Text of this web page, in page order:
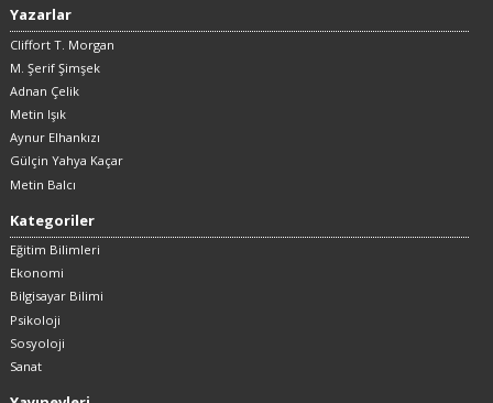
Yazarlar
Cliffort T. Morgan
M. Şerif Şimşek
Adnan Çelik
Metin Işık
Aynur Elhankızı
Gülçin Yahya Kaçar
Metin Balcı
Kategoriler
Eğitim Bilimleri
Ekonomi
Bilgisayar Bilimi
Psikoloji
Sosyoloji
Sanat